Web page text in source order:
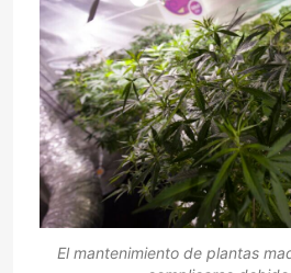
El mantenimiento de plantas